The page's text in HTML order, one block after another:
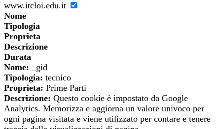
www.itcloi.edu.it
Nome
Tipologia
Proprieta
Descrizione
Durata
Nome: _gid
Tipologia: tecnico
Proprieta: Prime Parti
Descrizione: Questo cookie è impostato da Google
Analytics. Memorizza e aggiorna un valore univoco per
ogni pagina visitata e viene utilizzato per contare e tenere